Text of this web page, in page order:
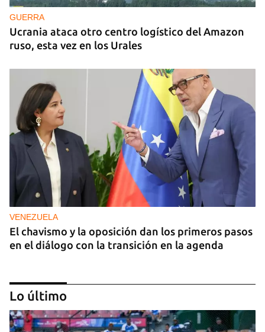
GUERRA
Ucrania ataca otro centro logístico del Amazon
ruso, esta vez en los Urales
VENEZUELA
El chavismo y la oposición dan los primeros pasos
en el diálogo con la transición en la agenda
Lo último